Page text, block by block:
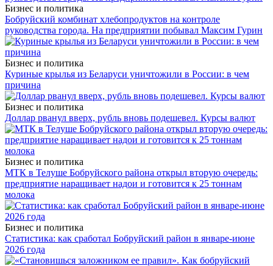
Бизнес и политика
Бобруйский комбинат хлебопродуктов на контроле
руководства города. На предприятии побывал Максим Гурин
Бизнес и политика
Куриные крылья из Беларуси уничтожили в России: в чем
причина
Бизнес и политика
Доллар рванул вверх, рубль вновь подешевел. Курсы валют
Бизнес и политика
МТК в Телуше Бобруйского района открыл вторую очередь:
предприятие наращивает надои и готовится к 25 тоннам
молока
Бизнес и политика
Статистика: как сработал Бобруйский район в январе-июне
2026 года